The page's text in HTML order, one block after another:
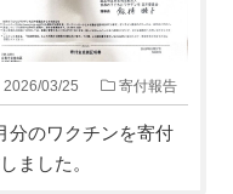
2026/03/25 寄付報告
分のワクチンを寄付
ました。